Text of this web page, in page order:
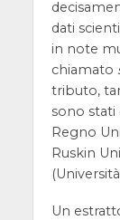
dati
in note
chiamato
tributo,
sono stati
Regno
Ruskin
Un